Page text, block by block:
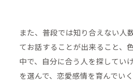
また、普段では知り合えない人
てお話することが出来ること、
中で、自分に合う人を探してい
を選んで、恋愛感情を育んでい